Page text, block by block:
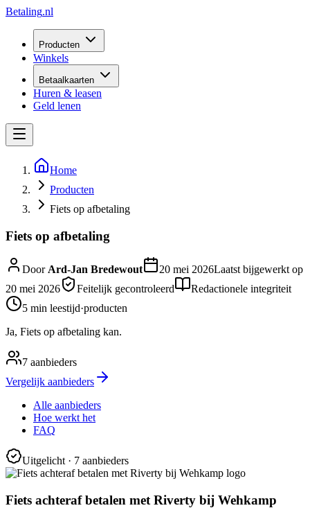
Betaling.nl
Producten
Winkels
Betaalkaarten
Huren & leasen
Geld lenen
Home
Producten
Fiets op afbetaling
Fiets op afbetaling
DoorArd-Jan Bredewout 20 mei 2026Laatst bijgewerkt op
20 mei 2026
Feitelijk gecontroleerd
Redactionele integriteit
5 min leestijd·producten
Ja, Fiets op afbetaling kan.
7 aanbieders
Vergelijk aanbieders
Alle aanbieders
Hoe werkt het
FAQ
Uitgelicht· 7 aanbieders
Fiets achteraf betalen met Riverty bij Wehkamp